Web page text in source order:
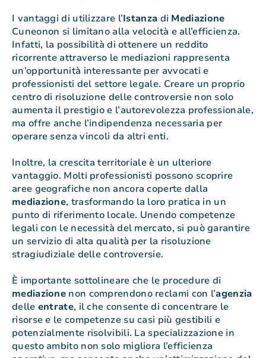
I vantaggi di utilizzare l’Istanza di Mediazione
Cuneonon si limitano alla velocità e all’efficienza.
Infatti, la possibilità di ottenere un reddito
ricorrente attraverso le mediazioni rappresenta
un’opportunità interessante per avvocati e
professionisti del settore legale. Creare un proprio
centro di risoluzione delle controversie non solo
aumenta il prestigio e l’autorevolezza professionale,
ma offre anche l’indipendenza necessaria per
operare senza vincoli da altri enti.
Inoltre, la crescita territoriale è un ulteriore
vantaggio. Molti professionisti possono scoprire
aree geografiche non ancora coperte dalla
mediazione, trasformando la loro pratica in un
punto di riferimento locale. Unendo competenze
legali con le necessità del mercato, si può garantire
un servizio di alta qualità per la risoluzione
stragiudiziale delle controversie.
È importante sottolineare che le procedure di
mediazione non comprendono reclami con l’agenzia
delle entrate, il che consente di concentrare le
risorse e le competenze su casi più gestibili e
potenzialmente risolvibili. La specializzazione in
questo ambito non solo migliora l’efficienza